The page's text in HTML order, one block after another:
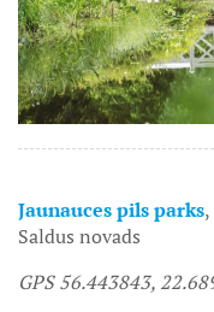
Jaunauces pils parks
Saldus novads
GPS 56.443843,